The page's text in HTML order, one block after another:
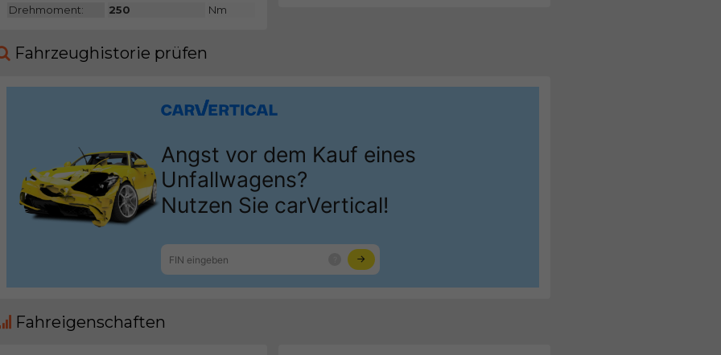
Drehmoment:
250 Nm
Fahrzeughistorie prüfen
Fahreigenschaften